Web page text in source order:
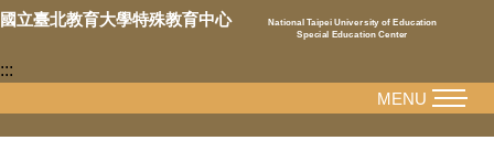
跳
主
國立臺北教育大學特殊教育中心
National Taipei University of Education
Special Education Center
:::
MENU